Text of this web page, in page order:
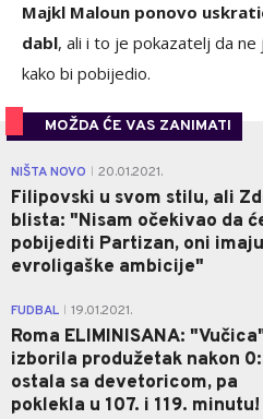
Majkl Maloun ponovo
dabl, ali i to je pokazatelj da
kako bi pobijedio.
MOŽDA ĆE VAS ZANIMATI
NIŠTA NOVO 20.01.2021.
Filipovski u svom stilu, ali
blista: "Nisam očekivao da
pobijediti Partizan, oni imaju
evroligaške ambicije"
FUDBAL 19.01.2021.
Roma ELIMINISANA:
izborila produžetak nakon
ostala sa devetoricom, pa
poklekla u 107. i 119. minutu!